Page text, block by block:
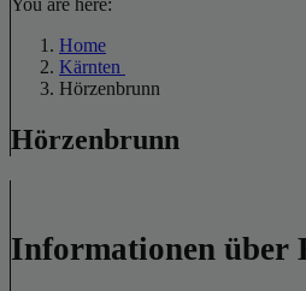
You are here:
Home
Kärnten
Hörzenbrunn
Hörzenbrunn
Informationen über